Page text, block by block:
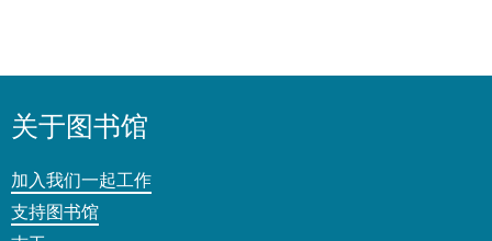
关于图书馆
加入我们一起工作
支持图书馆